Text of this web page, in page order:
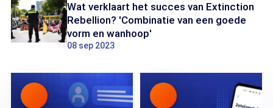
Wat verklaart het succes van Extinction
Rebellion? 'Combinatie van een goede
vorm en wanhoop'
08 sep 2023